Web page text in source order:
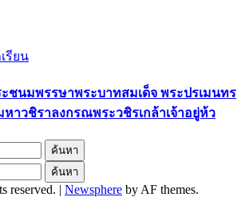
รียน
ชนมพรรษาพระบาทสมเด็จ พระปรเมนทร
าวชิราลงกรณพระวชิรเกล้าเจ้าอยู่ห้ว
reserved. | Newsphere by AF themes.